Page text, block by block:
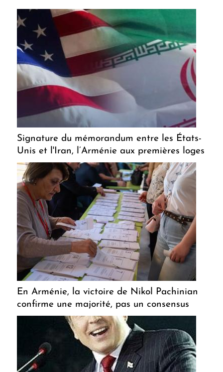
Signature du mémorandum entre les États-
Unis et l'Iran, l’Arménie aux premières loges
En Arménie, la victoire de Nikol Pachinian
confirme une majorité, pas un consensus